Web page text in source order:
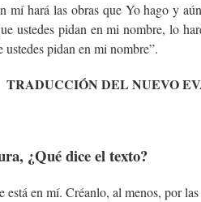
mí hará las obras que Yo hago y
ustedes pidan en mi nombre, lo
pidan en mi nombre”.
TRADUCCIÓN DEL NUEVO
¿Qué dice el texto?
está en mí. Créanlo, al menos, por las